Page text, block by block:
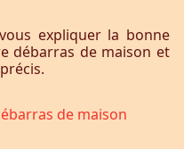
expliquer la bonne
débarras de maison et
de maison